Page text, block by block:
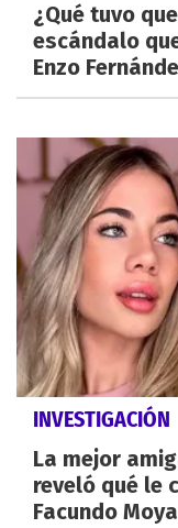
¿Qué tuvo
escándalo
Enzo
INVESTIGACIÓN
La mejor
reveló qué le
Facundo